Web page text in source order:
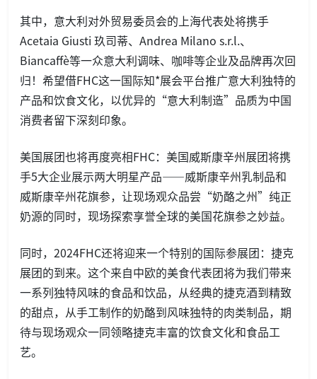
其中，意大利对外贸易委员会的上海代表处将携手
Acetaia Giusti 玖司蒂、Andrea Milano s.r.l.、
Biancaffè等一众意大利调味、咖啡等企业及品牌再次回
归！希望借FHC这一国际知*展会平台推广意大利独特的
产品和饮食文化，以优异的“意大利制造”品质为中国
消费者留下深刻印象。
美国展团也将再度亮相FHC：美国威斯康辛州展团将携
手5大企业展示两大明星产品——威斯康辛州乳制品和
威斯康辛州花旗参，让现场观众品尝“奶酪之州”纯正
奶源的同时，现场探索享誉全球的美国花旗参之妙益。
同时，2024FHC还将迎来一个特别的国际参展团：捷克
展团的到来。这个来自中欧的美食代表团将为我们带来
一系列独特风味的食品和饮品，从经典的捷克酒到精致
的甜点，从手工制作的奶酪到风味独特的肉类制品，期
待与现场观众一同领略捷克丰富的饮食文化和食品工
艺。